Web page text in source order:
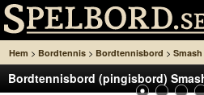
Hem > Bordtennis > Bordtennisbord >
Bordtennisbord (pingisbord)